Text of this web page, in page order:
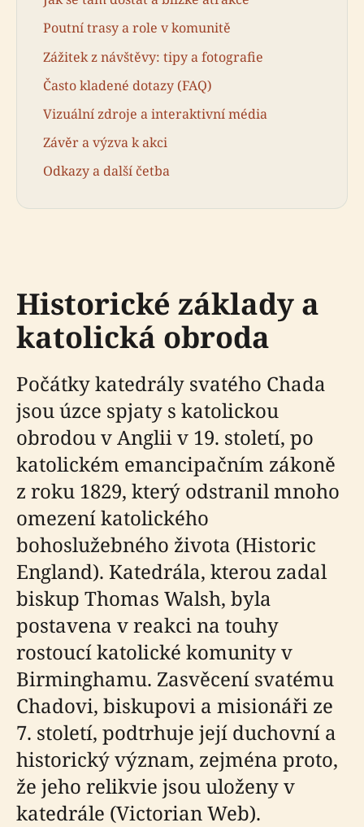
Poutní trasy a role v komunitě
Zážitek z návštěvy: tipy a fotografie
Často kladené dotazy (FAQ)
Vizuální zdroje a interaktivní média
Závěr a výzva k akci
Odkazy a další četba
Historické základy a
katolická obroda
Počátky katedrály svatého Chada
jsou úzce spjaty s katolickou
obrodou v Anglii v 19. století, po
katolickém emancipačním zákoně
z roku 1829, který odstranil mnoho
omezení katolického
bohoslužebného života (Historic
England). Katedrála, kterou zadal
biskup Thomas Walsh, byla
postavena v reakci na touhy
rostoucí katolické komunity v
Birminghamu. Zasvěcení svatému
Chadovi, biskupovi a misionáři ze
7. století, podtrhuje její duchovní a
historický význam, zejména proto,
že jeho relikvie jsou uloženy v
katedrále (Victorian Web).